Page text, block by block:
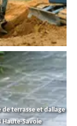
de terrasse et dallage
Haute-Savoie